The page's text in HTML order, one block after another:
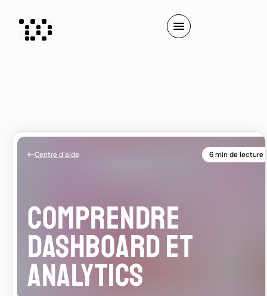
Centre d'aide 6 min de lecture
COMPRENDRE
DASHBOARD ET
ANALYTICS